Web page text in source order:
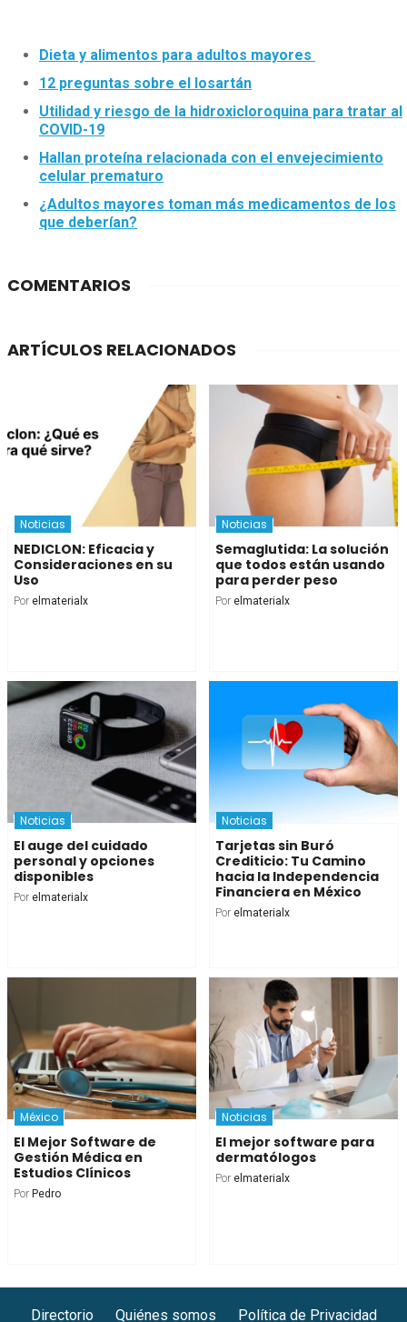
Dieta y alimentos para adultos mayores
12 preguntas sobre el losartán
Utilidad y riesgo de la hidroxicloroquina para tratar al
COVID-19
Hallan proteína relacionada con el envejecimiento
celular prematuro
¿Adultos mayores toman más medicamentos de los
que deberían?
COMENTARIOS
ARTÍCULOS RELACIONADOS
Noticias
NEDICLON: Eficacia y
Consideraciones en su
Uso
Por elmaterialx
Noticias
Semaglutida: La solución
que todos están usando
para perder peso
Por elmaterialx
Noticias
El auge del cuidado
personal y opciones
disponibles
Por elmaterialx
Noticias
Tarjetas sin Buró
Crediticio: Tu Camino
hacia la Independencia
Financiera en México
Por elmaterialx
México
El Mejor Software de
Gestión Médica en
Estudios Clínicos
Por Pedro
Noticias
El mejor software para
dermatólogos
Por elmaterialx
Directorio Quiénes somos Política de Privacidad